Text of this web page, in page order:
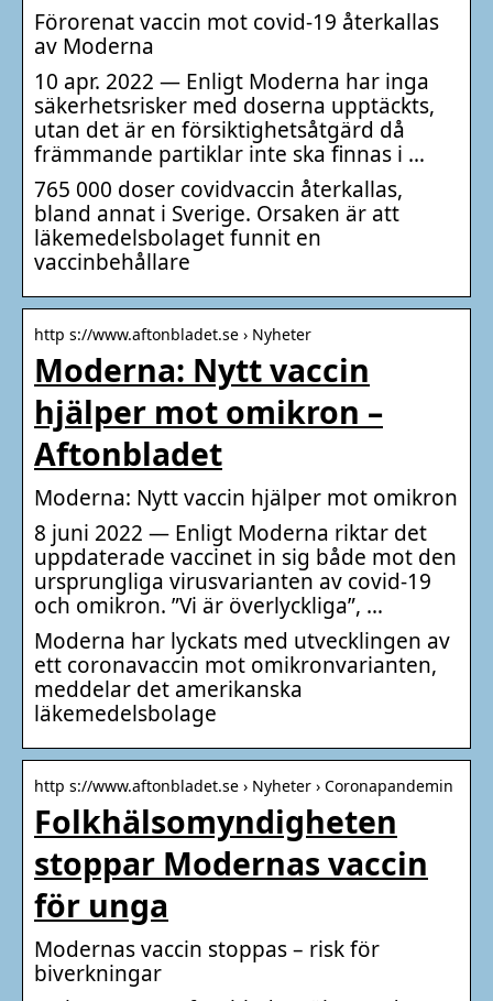
Förorenat vaccin mot covid-19 återkallas
av Moderna
10 apr. 2022 — Enligt Moderna har inga
säkerhetsrisker med doserna upptäckts,
utan det är en försiktighetsåtgärd då
främmande partiklar inte ska finnas i …
765 000 doser covidvaccin återkallas,
bland annat i Sverige. Orsaken är att
läkemedelsbolaget funnit en
vaccinbehållare
http s://www.aftonbladet.se › Nyheter
Moderna: Nytt vaccin
hjälper mot omikron –
Aftonbladet
Moderna: Nytt vaccin hjälper mot omikron
8 juni 2022 — Enligt Moderna riktar det
uppdaterade vaccinet in sig både mot den
ursprungliga virusvarianten av covid-19
och omikron. ”Vi är överlyckliga”, …
Moderna har lyckats med utvecklingen av
ett coronavaccin mot omikronvarianten,
meddelar det amerikanska
läkemedelsbolage
http s://www.aftonbladet.se › Nyheter › Coronapandemin
Folkhälsomyndigheten
stoppar Modernas vaccin
för unga
Modernas vaccin stoppas – risk för
biverkningar